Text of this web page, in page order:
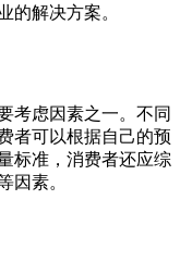
的解决方案。
考虑因素之一。不同
者可以根据自己的预
标准，消费者还应综
因素。